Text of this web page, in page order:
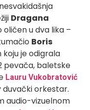
Dragana
oličen u dva lika –
Boris
koju je odigrala
pevača, baletske
Lauru Vukobratović
duvački orkestar.
audio-vizuelnom